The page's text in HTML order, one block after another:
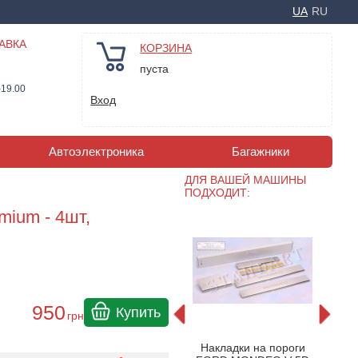
UA RU
КОРЗИНА
пуста
Вход
Автоэлектроника Багажники
- 4шт,
950 грн Купить
ДЛЯ ВАШЕЙ МАШИНЫ
ПОДХОДИТ:
Накладки на пороги